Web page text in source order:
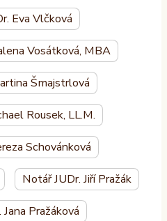
Eva Vlčková
Vosátková, MBA
Šmajstrlová
Rousek, LL.M.
Schovánková
Notář JUDr. Jiří Pražák
Pražáková